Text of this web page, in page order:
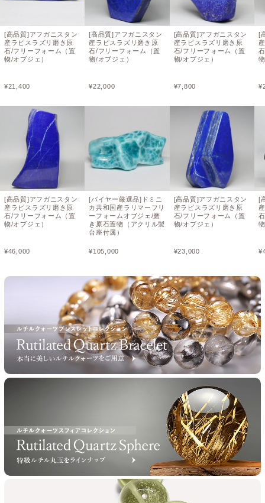
[高品質]アフガニスタン
産ラピスラズリ磨き原
石/フリーフォーム（置
物/オブジェ）
¥21,400
[高品質]アフガニスタン
産ラピスラズリ磨き原
石/フリーフォーム（置
物/オブジェ）
¥46,000
[高品質]アフガニスタン
産ラピスラズリ磨き原
石/フリーフォーム（置
物/オブジェ）
¥22,000
[バイヤー厳選品]ドミニ
カ共和国産ラリマーフリ
ーフォームオブジェ/磨
き原石置物（アクリル製
台座付属）
¥105,000
[高品質]アフガニスタン
産ラピスラズリ磨き原
石/フリーフォーム（置
物/オブジェ）
¥7,800
[高品質]アフガニスタン
産ラピスラズリ磨き原
石/フリーフォーム（置
物/オブジェ）
¥23,000
[
¥
[
¥